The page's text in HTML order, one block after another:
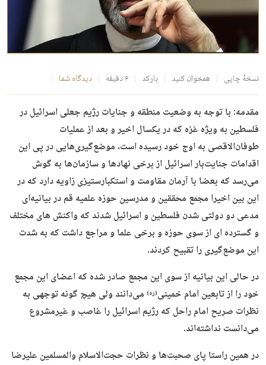
نسخهٔ چاپی همخوان کنید بارکد ۶ دقیقه دیدگاه شما
مقدمه: با توجه به وضعیت منطقه و جنایات رژیم جعلی اسرائیل در
فلسطین به ویژه غزه که در یکسال اخیر و بعد از عملیات
طوفان‌الاقصی به اوج خود رسیده است، موضع‌گیری‌هایی در پی این
اقدامات جنایت‌بار اسرائیل از برخی نهادها و سازمان‌ها به گوش
می‌رسد که بعضا با آرمان مقاومت و استکبارستیزی زاویه دارد که در
این بین اخیرا مجمع محققین و مدرسین حوزه علمیه قم در بیانیه‌ای
مدعی دو دولتی شدن فلسطین و اسرائیل شدند که واکنش های مختلف
و گسترده ای از سوی حوزه و برخی علما و مراجع داشت که به شدت
این موضع‌گیری را تقبیح کردند.
در حالی این بیانیه از سوی این مجمع صادر شده که اعضای این مجمع
خود را از تابعین امام خمینی(ره) می‌دانند ولی هیچ گونه توجهی به
نظرات صریح امام راحل که رژیم اسرائیل را غاصب و غیرمشروع
می‌دانست نداشته‌اند.
در همین راستا پای صحبت‌ها و نظرات حجت‌الاسلام والمسلمین علیرضا